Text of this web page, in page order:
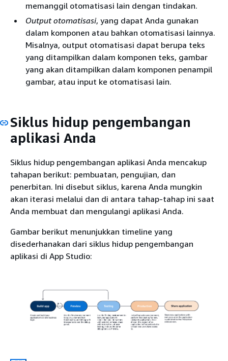
memanggil otomatisasi lain dengan tindakan.
Output otomatisasi, yang dapat Anda gunakan
dalam komponen atau bahkan otomatisasi lainnya.
Misalnya, output otomatisasi dapat berupa teks
yang ditampilkan dalam komponen teks, gambar
yang akan ditampilkan dalam komponen penampil
gambar, atau input ke otomatisasi lain.
Siklus hidup pengembangan
aplikasi Anda
Siklus hidup pengembangan aplikasi Anda mencakup
tahapan berikut: pembuatan, pengujian, dan
penerbitan. Ini disebut siklus, karena Anda mungkin
akan iterasi melalui dan di antara tahap-tahap ini saat
Anda membuat dan mengulangi aplikasi Anda.
Gambar berikut menunjukkan timeline yang
disederhanakan dari siklus hidup pengembangan
aplikasi di App Studio: